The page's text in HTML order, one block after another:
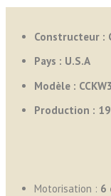
Constructeur :
Pays : U.S.A
Modèle :
Production :
Motorisation : 6